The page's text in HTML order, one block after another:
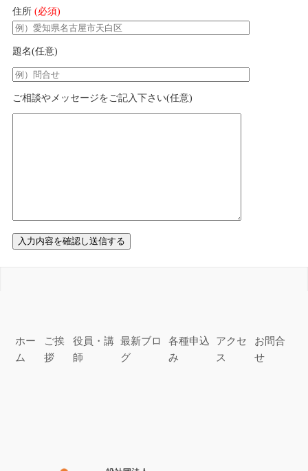
住所 (必須)
題名(任意)
ご相談やメッセージをご記入下さい(任意)
ホー
ム
ご挨
拶
役員・講
師
最新ブロ
グ
各種申込
み
アクセ
ス
お問合
せ